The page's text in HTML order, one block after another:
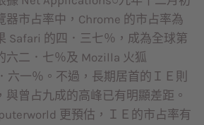
器市占率中，Chrome 的市占率為
Safari 的四．三七％，成為全球第
六二．七％及 Mozilla 火狐
六一％。不過，長期居首的ＩＥ則
與曾占九成的高峰已有明顯差距。
更預估，ＩＥ的市占率有